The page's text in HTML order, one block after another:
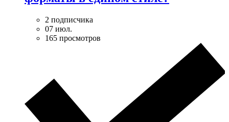
2 подписчика
07 июл.
165 просмотров